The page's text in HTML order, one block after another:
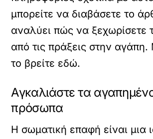
μπορείτε να διαβάσετε το
αναλύει πώς να ξεχωρίσετε
από τις πράξεις στην
το βρείτε εδώ.
Αγκαλιάστε τα
πρόσωπα
Η σωματική επαφή είναι μια